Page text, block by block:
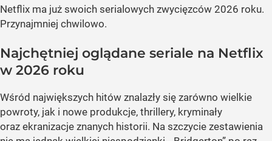
Netflix ma już swoich serialowych zwycięzców 2026 roku.
Przynajmniej chwilowo.
Najchętniej oglądane seriale na Netflix
w 2026 roku
Wśród największych hitów znalazły się zarówno wielkie
powroty, jak i nowe produkcje, thrillery, kryminały
oraz ekranizacje znanych historii. Na szczycie zestawienia